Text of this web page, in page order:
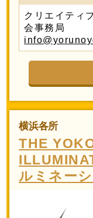
クリエイティ
会事務局
横浜各所
THE
ルミネーシ